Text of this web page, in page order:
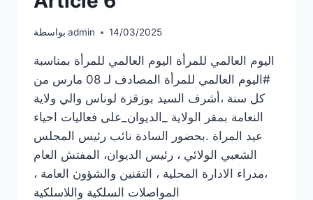
بواسطة admin 14/03/2025
اليوم العالمي للمرأة اليوم العالمي للمرأة بمناسبة
#اليوم العالمي للمرأة المصادف لـ 08 مارس من
كل سنة ،أشرف السيد بوزقزة لوناس والي ولاية
النعامة بمقر الولاية _الديوان_على فعاليات احياء
عيد المراة .بحضور السادة نائب رئيس المجلس
الشعبي الولائي ، رئيس الديوان، المفتش العام
،مدراء الادارة المحلية ، التقنين والشؤون العامة ،
المواصلات السلكية واللاسلكية